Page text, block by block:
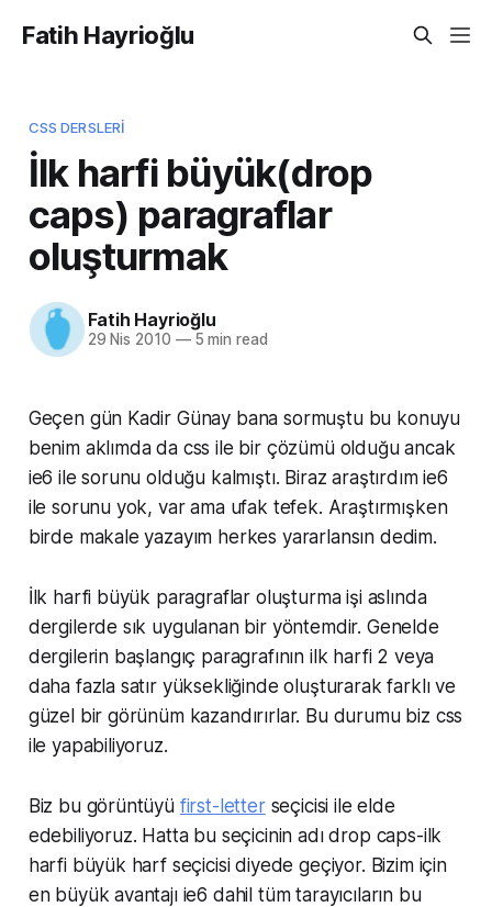
Fatih Hayrioğlu
CSS DERSLERI
İlk harfi büyük(drop
caps) paragraflar
oluşturmak
Fatih Hayrioğlu
29 Nis 2010 —5 min read
Geçen gün Kadir Günay bana sormuştu bu konuyu
benim aklımda da css ile bir çözümü olduğu ancak
ie6 ile sorunu olduğu kalmıştı. Biraz araştırdım ie6
ile sorunu yok, var ama ufak tefek. Araştırmışken
birde makale yazayım herkes yararlansın dedim.
İlk harfi büyük paragraflar oluşturma işi aslında
dergilerde sık uygulanan bir yöntemdir. Genelde
dergilerin başlangıç paragrafının ilk harfi 2 veya
daha fazla satır yüksekliğinde oluşturarak farklı ve
güzel bir görünüm kazandırırlar. Bu durumu biz css
ile yapabiliyoruz.
Biz bu görüntüyü first-letterseçicisi ile elde
edebiliyoruz. Hatta bu seçicinin adı drop caps-ilk
harfi büyük harf seçicisi diyede geçiyor. Bizim için
en büyük avantajı ie6 dahil tüm tarayıcıların bu